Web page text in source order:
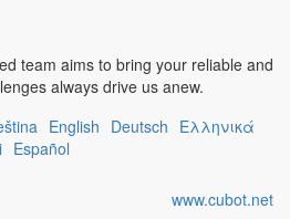
team aims to bring your reliable and
always drive us anew.
English Deutsch Ελληνικά
Español
www.cubot.net